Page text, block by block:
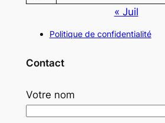
« Juil
Politique de confidentialité
Contact
Votre nom